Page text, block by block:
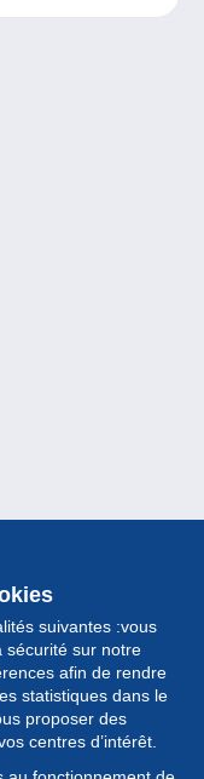
suivantes :vous
sécurité sur notre
afin de rendre
statistiques dans le
proposer des
centres d’intérêt.